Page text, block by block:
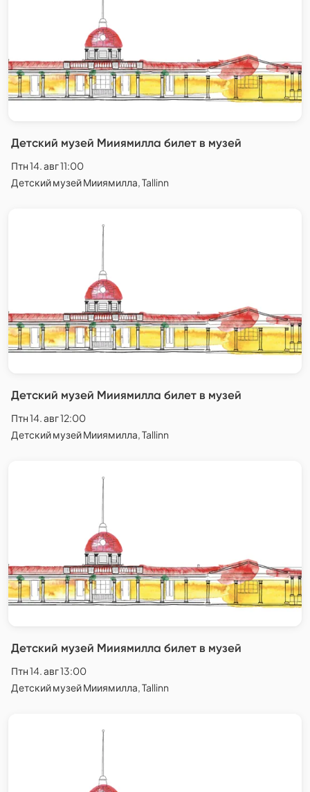
Детский музей Мииямилла билет в музей
Птн 14. авг 11:00
Детский музей Мииямилла, Tallinn
Детский музей Мииямилла билет в музей
Птн 14. авг 12:00
Детский музей Мииямилла, Tallinn
Детский музей Мииямилла билет в музей
Птн 14. авг 13:00
Детский музей Мииямилла, Tallinn